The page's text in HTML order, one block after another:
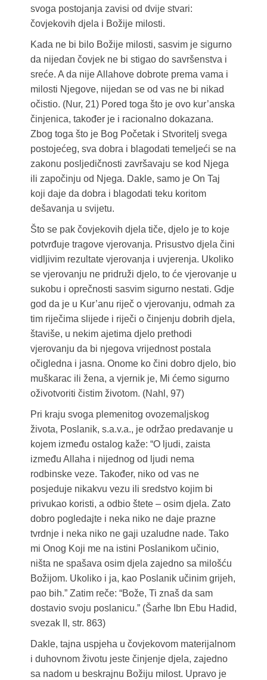
svoga postojanja zavisi od dvije stvari:
čovjekovih djela i Božije milosti.
Kada ne bi bilo Božije milosti, sasvim je sigurno
da nijedan čovjek ne bi stigao do savršenstva i
sreće. A da nije Allahove dobrote prema vama i
milosti Njegove, nijedan se od vas ne bi nikad
očistio. (Nur, 21) Pored toga što je ovo kur’anska
činjenica, također je i racionalno dokazana.
Zbog toga što je Bog Početak i Stvoritelj svega
postojećeg, sva dobra i blagodati temeljeći se na
zakonu posljedičnosti završavaju se kod Njega
ili započinju od Njega. Dakle, samo je On Taj
koji daje da dobra i blagodati teku koritom
dešavanja u svijetu.
Što se pak čovjekovih djela tiče, djelo je to koje
potvrđuje tragove vjerovanja. Prisustvo djela čini
vidljivim rezultate vjerovanja i uvjerenja. Ukoliko
se vjerovanju ne pridruži djelo, to će vjerovanje u
sukobu i oprečnosti sasvim sigurno nestati. Gdje
god da je u Kur’anu riječ o vjerovanju, odmah za
tim riječima slijede i riječi o činjenju dobrih djela,
štaviše, u nekim ajetima djelo prethodi
vjerovanju da bi njegova vrijednost postala
očigledna i jasna. Onome ko čini dobro djelo, bio
muškarac ili žena, a vjernik je, Mi ćemo sigurno
oživotvoriti čistim životom. (Nahl, 97)
Pri kraju svoga plemenitog ovozemaljskog
života, Poslanik, s.a.v.a., je održao predavanje u
kojem između ostalog kaže: “O ljudi, zaista
između Allaha i nijednog od ljudi nema
rodbinske veze. Također, niko od vas ne
posjeduje nikakvu vezu ili sredstvo kojim bi
privukao koristi, a odbio štete – osim djela. Zato
dobro pogledajte i neka niko ne daje prazne
tvrdnje i neka niko ne gaji uzaludne nade. Tako
mi Onog Koji me na istini Poslanikom učinio,
ništa ne spašava osim djela zajedno sa milošću
Božijom. Ukoliko i ja, kao Poslanik učinim grijeh,
pao bih.” Zatim reče: “Bože, Ti znaš da sam
dostavio svoju poslanicu.” (Šarhe Ibn Ebu Hadid,
svezak II, str. 863)
Dakle, tajna uspjeha u čovjekovom materijalnom
i duhovnom životu jeste činjenje djela, zajedno
sa nadom u beskrajnu Božiju milost. Upravo je